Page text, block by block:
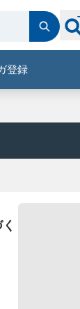
登録